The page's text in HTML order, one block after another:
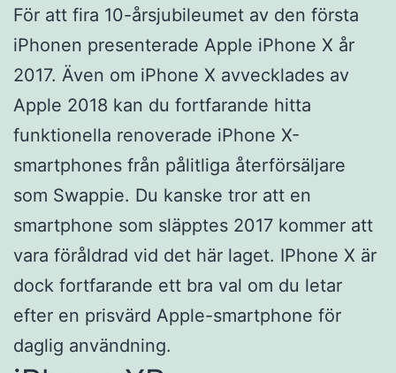
För att fira 10-årsjubileumet av den första
iPhonen presenterade Apple iPhone X år
2017. Även om iPhone X avvecklades av
Apple 2018 kan du fortfarande hitta
funktionella renoverade iPhone X-
smartphones från pålitliga återförsäljare
som Swappie. Du kanske tror att en
smartphone som släpptes 2017 kommer att
vara föråldrad vid det här laget. IPhone X är
dock fortfarande ett bra val om du letar
efter en prisvärd Apple-smartphone för
daglig användning.